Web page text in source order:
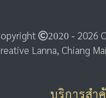
2020 - 2026
Lanna, Chiang
บริการสำ